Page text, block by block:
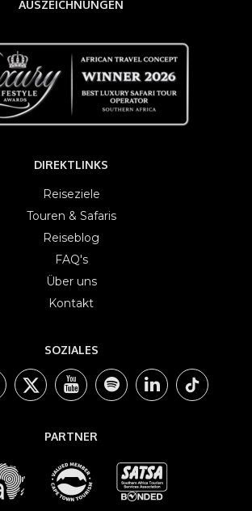
AUSZEICHNUNGEN
DIREKTLINKS
Reiseziele
Touren & Safaris
Reiseblog
FAQ's
Über uns
Kontakt
SOZIALES
PARTNER